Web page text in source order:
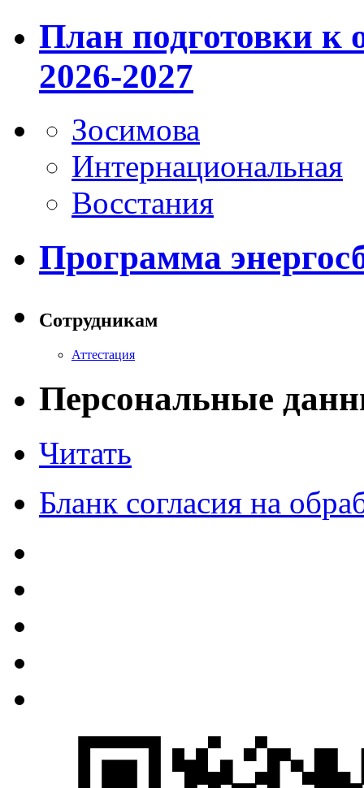
План подготовки к
2026-2027
Зосимова
Интернациональная
Восстания
Программа
Сотрудникам
Аттестация
Персональные
Читать
Бланк согласия на